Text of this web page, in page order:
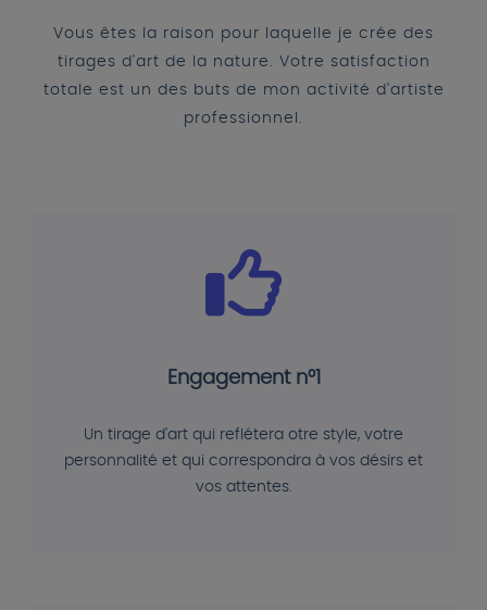
Vous êtes la raison pour laquelle je crée des
tirages d'art de la nature. Votre satisfaction
totale est un des buts de mon activité d'artiste
professionnel.
Engagement n°1
Un tirage d'art qui reflétera otre style, votre
personnalité et qui correspondra à vos désirs et
vos attentes.